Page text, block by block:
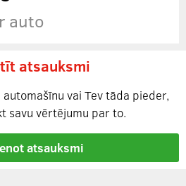
auto
atsauksmi
vai Tev tāda pieder,
savu vērtējumu par to.
atsauksmi